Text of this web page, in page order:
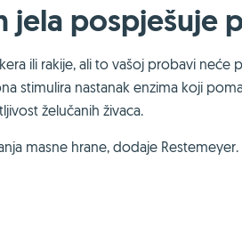
jela pospješuje
ili rakije, ali to vašoj probavi neće
stimulira nastanak enzima koji
želučanih živaca.
masne hrane, dodaje